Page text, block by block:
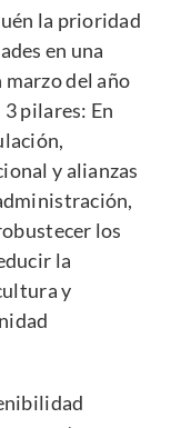
la prioridad
en una
marzo del año
pilares: En
y alianzas
los
la
y